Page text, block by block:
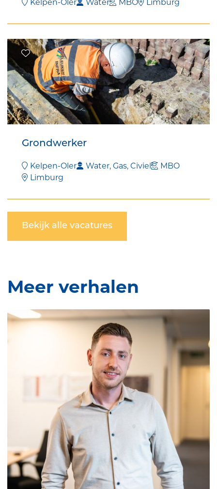
Kelpen-Oler Water MBO Limburg
Grondwerker
Kelpen-Oler Water, Gas, Civiel
MBO
Limburg
Bekijk alle vacatures
Meer verhalen